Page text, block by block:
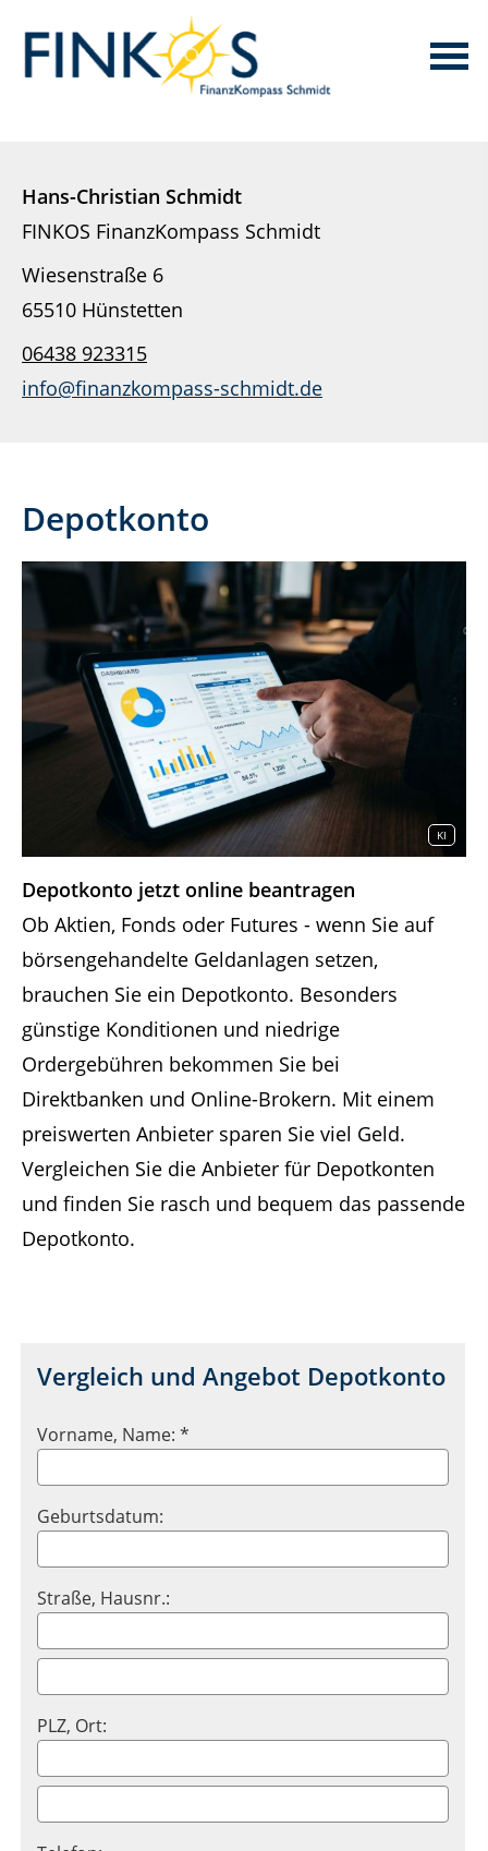
Hans-Christian Schmidt
FINKOS FinanzKompass Schmidt
Wiesenstraße 6
65510 Hünstetten
06438 923315
info@finanzkompass-schmidt.de
Depotkonto
KI
Depotkonto jetzt online beantragen
Ob Aktien, Fonds oder Futures - wenn Sie auf
börsengehandelte Geldanlagen setzen,
brauchen Sie ein Depotkonto. Besonders
günstige Konditionen und niedrige
Ordergebühren bekommen Sie bei
Direktbanken und Online-Brokern. Mit einem
preiswerten Anbieter sparen Sie viel Geld.
Vergleichen Sie die Anbieter für Depotkonten
und finden Sie rasch und bequem das passende
Depotkonto.
Vergleich und Angebot Depotkonto
Vorname, Name: *
Geburtsdatum:
Straße, Hausnr.:
PLZ, Ort: